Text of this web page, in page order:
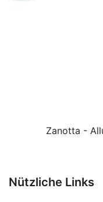
Zanotta -
Nützliche Links